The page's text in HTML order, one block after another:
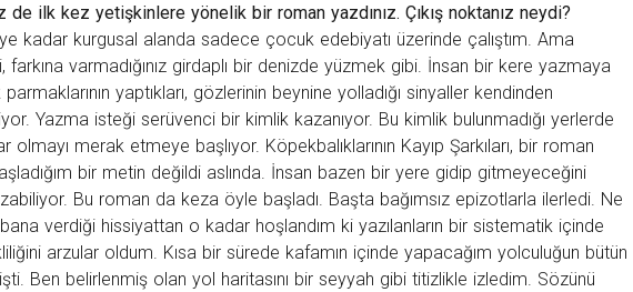
de ilk kez yetişkinlere yönelik bir roman yazdınız. Çıkış noktanız neydi?
kadar kurgusal alanda sadece çocuk edebiyatı üzerinde çalıştım. Ama
farkına varmadığınız girdaplı bir denizde yüzmek gibi. İnsan bir kere yazmaya
parmaklarının yaptıkları, gözlerinin beynine yolladığı sinyaller kendinden
Yazma isteği serüvenci bir kimlik kazanıyor. Bu kimlik bulunmadığı yerlerde
olmayı merak etmeye başlıyor. Köpekbalıklarının Kayıp Şarkıları, bir roman
bir metin değildi aslında. İnsan bazen bir yere gidip gitmeyeceğini
Bu roman da keza öyle başladı. Başta bağımsız epizotlarla ilerledi. Ne
verdiği hissiyattan o kadar hoşlandım ki yazılanların bir sistematik içinde
arzular oldum. Kısa bir sürede kafamın içinde yapacağım yolculuğun bütün
Ben belirlenmiş olan yol haritasını bir seyyah gibi titizlikle izledim. Sözünü